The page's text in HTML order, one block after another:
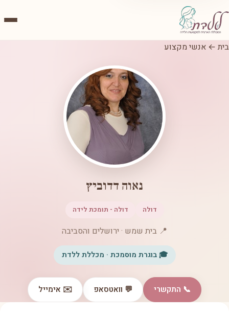
בית ← אנשי מקצוע
נאוה דדוביץ
דולה דולה - תומכת לידה
📍 בית שמש · ירושלים והסביבה
🎓 בוגרת מוסמכת · מכללת ללדת
📞 התקשרי 💬 וואטסאפ ✉️ אימייל